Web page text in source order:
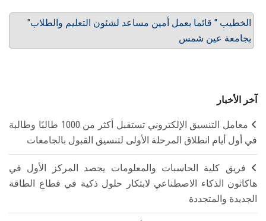
"الخطيب " قائما بعمل أمين مساعد لشئون التعليم والطلاب
بجامعة عين شمس
آخر الأخبار
معامل التنسيق الإلكتروني تستقبل أكثر من 1000 طالبًا وطالبة
في أول أيام انطلاق المرحلة الأولى لتنسيق القبول بالجامعات
فريق كلية الحاسبات والمعلومات يحصد المركز الأول في
هاكاثون الذكاء الاصطناعي لابتكار حلول ذكية في قطاع الطاقة
الجديدة والمتجددة